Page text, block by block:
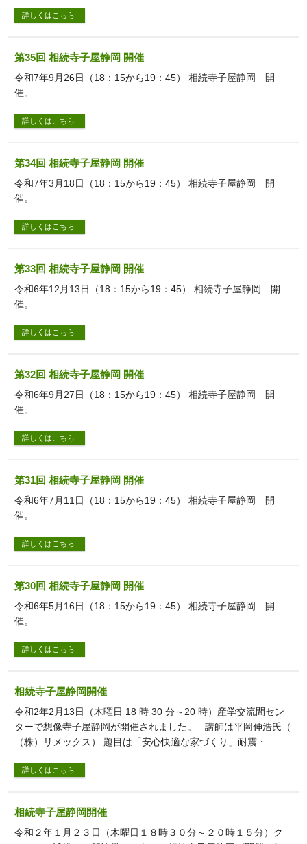
詳しくはこちら
第35回 相続寺子屋静岡 開催
令和7年9月26日（18：15から19：45） 相続寺子屋静岡 開
催。
詳しくはこちら
第34回 相続寺子屋静岡 開催
令和7年3月18日（18：15から19：45） 相続寺子屋静岡 開
催。
詳しくはこちら
第33回 相続寺子屋静岡 開催
令和6年12月13日（18：15から19：45） 相続寺子屋静岡 開
催。
詳しくはこちら
第32回 相続寺子屋静岡 開催
令和6年9月27日（18：15から19：45） 相続寺子屋静岡 開
催。
詳しくはこちら
第31回 相続寺子屋静岡 開催
令和6年7月11日（18：15から19：45） 相続寺子屋静岡 開
催。
詳しくはこちら
第30回 相続寺子屋静岡 開催
令和6年5月16日（18：15から19：45） 相続寺子屋静岡 開
催。
詳しくはこちら
相続寺子屋静岡開催
令和2年2月13日（木曜日 18 時 30 分～20 時）産学交流間セン
ターで想像寺子屋静岡が開催されました。 講師は平岡伸浩氏（
（株）リメックス） 題目は「安心快適な家づくり」耐震・ …
詳しくはこちら
相続寺子屋静岡開催
令和２年１月２３日（木曜日１８時３０分～２０時１５分）ク